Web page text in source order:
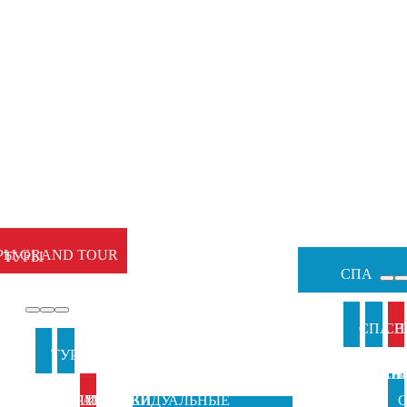
ТУРЫ
GRAND TOUR
ТУРЫ В
ИТАЛИЮ
ПРАЗДНИКИ
ИНДИВИДУАЛЬНЫЕ
СПА
СПА В
ИТАЛИИ